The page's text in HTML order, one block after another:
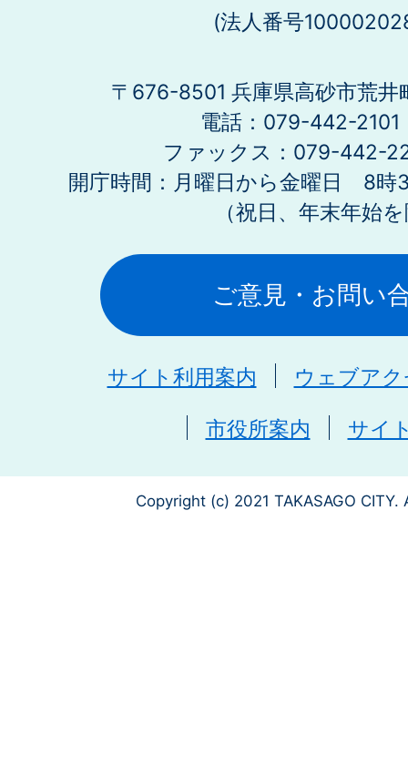
(法人番号
〒676-8501 兵庫県高砂市荒井
電話：079-442-2101
ファックス：079-442-
開庁時間：月曜日から金曜日 8時
（祝日、年末年始
ご意見・お問い
サイト利用案内 ウェブア
市役所案内 サイ
Copyright (c) 2021 TAKASAGO CITY.